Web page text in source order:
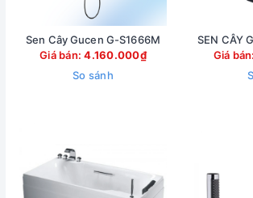
Sen Cây Gucen G-S1666M
Giá bán:4.160.000₫
So sánh
SEN CÂY
Giá bán: